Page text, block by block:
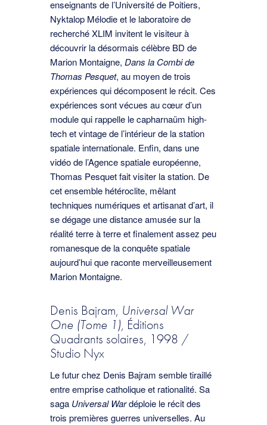
enseignants de l’Université de Poitiers,
Nyktalop Mélodie et le laboratoire de
recherché XLIM invitent le visiteur à
découvrir la désormais célèbre BD de
Marion Montaigne, Dans la Combi de
Thomas Pesquet, au moyen de trois
expériences qui décomposent le récit. Ces
expériences sont vécues au cœur d’un
module qui rappelle le capharnaüm high-
tech et vintage de l’intérieur de la station
spatiale internationale. Enfin, dans une
vidéo de l’Agence spatiale européenne,
Thomas Pesquet fait visiter la station. De
cet ensemble hétéroclite, mêlant
techniques numériques et artisanat d’art, il
se dégage une distance amusée sur la
réalité terre à terre et finalement assez peu
romanesque de la conquête spatiale
aujourd’hui que raconte merveilleusement
Marion Montaigne.
Denis Bajram, Universal War
One (Tome 1), Éditions
Quadrants solaires, 1998 /
Studio Nyx
Le futur chez Denis Bajram semble tiraillé
entre emprise catholique et rationalité. Sa
saga Universal Wardéploie le récit des
trois premières guerres universelles. Au